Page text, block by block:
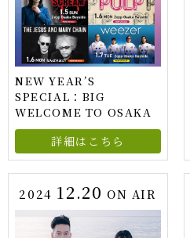
NEW YEAR’S
SPECIAL：BIG
WELCOME TO OSAKA
詳細はこちら
2024 12.20 ON AIR